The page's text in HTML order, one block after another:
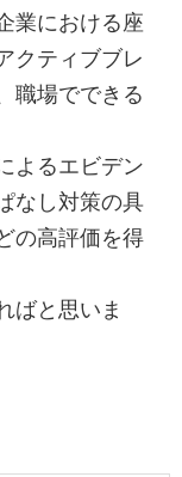
業における座
クティブブレ
職場でできる
よるエビデン
なし対策の具
の高評価を得
ばと思いま